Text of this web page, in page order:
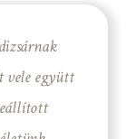
vele együtt